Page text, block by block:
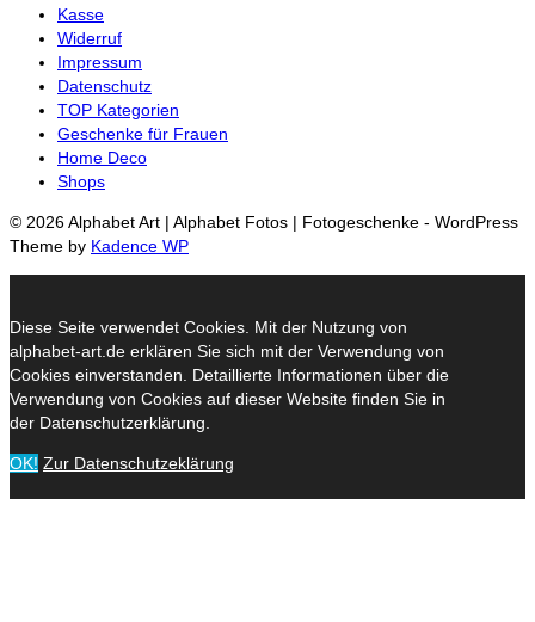
Kasse
Widerruf
Impressum
Datenschutz
TOP Kategorien
Geschenke für Frauen
Home Deco
Shops
© 2026 Alphabet Art | Alphabet Fotos | Fotogeschenke - WordPress
Theme by Kadence WP
Diese Seite verwendet Cookies. Mit der Nutzung von
alphabet-art.de erklären Sie sich mit der Verwendung von
Cookies einverstanden. Detaillierte Informationen über die
Verwendung von Cookies auf dieser Website finden Sie in
der Datenschutzerklärung.
OK! Zur Datenschutzeklärung